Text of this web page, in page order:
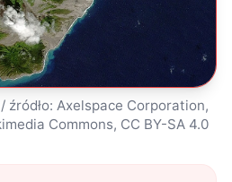
źródło: Axelspace Corporation,
Commons, CC BY-SA 4.0